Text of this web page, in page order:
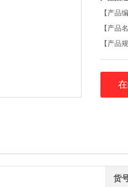
【产品
【产品
【产品
【形态
【存储
货